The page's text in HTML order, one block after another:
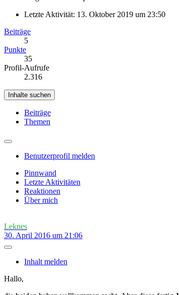
Letzte Aktivität: 13. Oktober 2019 um 23:50
Beiträge
5
Punkte
35
Profil-Aufrufe
2.316
Inhalte suchen
Beiträge
Themen
Benutzerprofil melden
Pinnwand
Letzte Aktivitäten
Reaktionen
Über mich
Leknes
30. April 2016 um 21:06
Inhalt melden
Hallo,